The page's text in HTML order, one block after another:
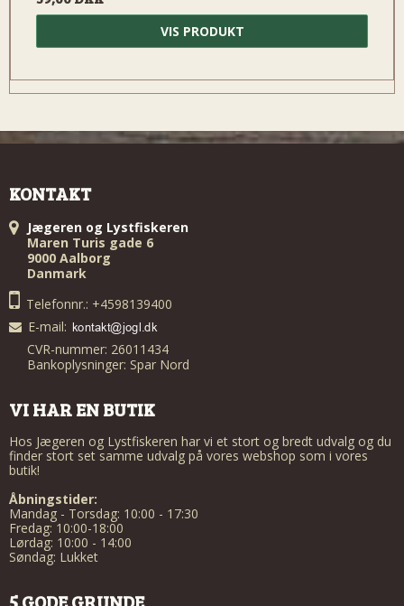
VIS PRODUKT
KONTAKT
Jægeren og Lystfiskeren
Maren Turis gade 6
9000 Aalborg
Danmark
Telefonnr.: +4598139400
E-mail:
CVR-nummer: 26011434
Bankoplysninger: Spar Nord
VI HAR EN BUTIK
Hos Jægeren og Lystfiskeren har vi et stort og bredt udvalg og du
finder stort set samme udvalg på vores webshop som i vores
butik!
Åbningstider:
Mandag - Torsdag: 10:00 - 17:30
Fredag: 10:00-18:00
Lørdag: 10:00 - 14:00
Søndag: Lukket